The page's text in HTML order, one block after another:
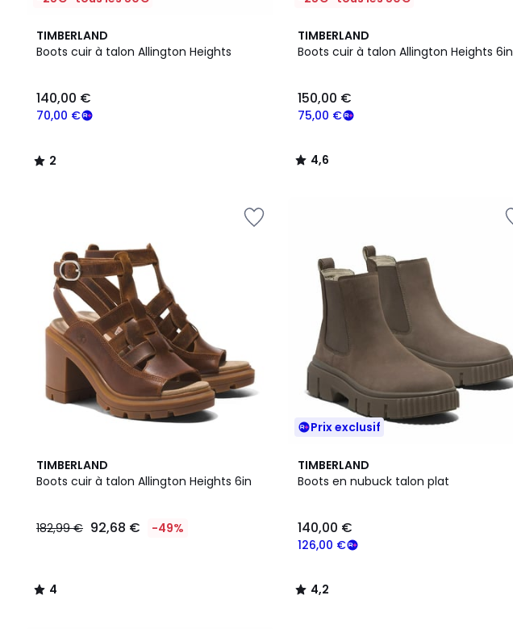
TIMBERLAND
Boots cuir à talon Allington Heights
€
souscrivez
programme
70,00
70,00 €
140,00 €
2
/
2
/
TIMBERLAND
Boots cuir à talon Allington Heights 6in
75,00 €
150,00 €
4,6
/ 5
4,6
/
TIMBERLAND
Boots cuir à talon Allington Heights 6in
182,99 € 92,68 € -49%
4
/
4
/
Prix exclusif
TIMBERLAND
Boots en nubuck talon plat
126,00 €
140,00 €
4,2
/ 5
4,2
/